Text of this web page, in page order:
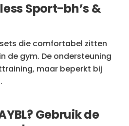
Sport-bh’s &
die comfortabel zitten
de gym. De ondersteuning
maar beperkt bij
Gebruik de